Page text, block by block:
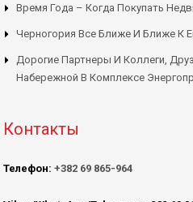
Время Года – Когда Покупать
Черногория Все Ближе И Ближе К
Дорогие Партнеры И Коллеги,
Набережной В Комплексе
Контакты
Телефон: +382 69 865-964